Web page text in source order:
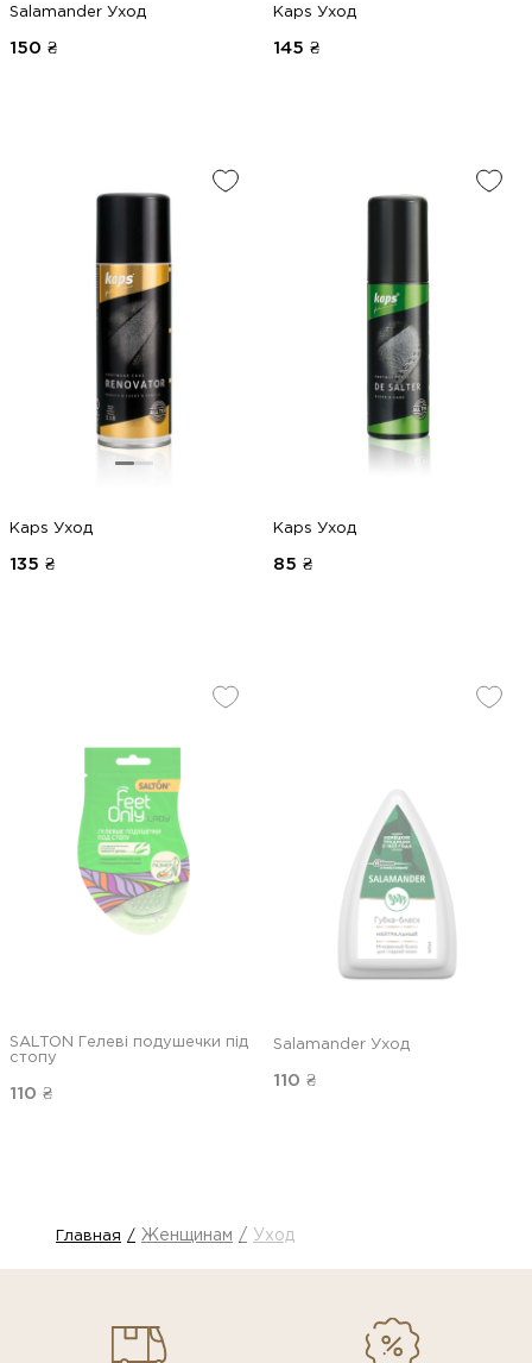
Salamander Уход
150 ₴
Kaps Уход
145 ₴
Kaps Уход
135 ₴
Kaps Уход
85 ₴
SALTON Гелеві подушечки під
стопу
110 ₴
Salamander Уход
110 ₴
Главная Женщинам Уход